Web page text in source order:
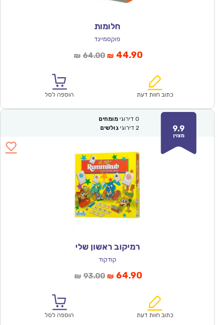
חלומות
פוקסמיינד
₪ 64.00המחיר
₪64.00.
₪ 44.90המחיר
הוא:
כתוב חוות דעת הוספה לסל
9.9
מצוין
0 דירוגי מומחים
2 דירוגי גולשים
רמיקוב ראשון שלי
קודקוד
₪ 93.00המחיר
₪93.00.
₪ 64.90המחיר
הוא:
כתוב חוות דעת הוספה לסל